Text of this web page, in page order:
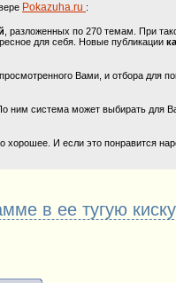
Pokazuha.ru :
, разложенных по 270 темам. При
для себя. Новые публикации
просмотренного Вами, и отбора для
ним система может выбирать для
хорошее. И если это понравится
в ее тугую киску